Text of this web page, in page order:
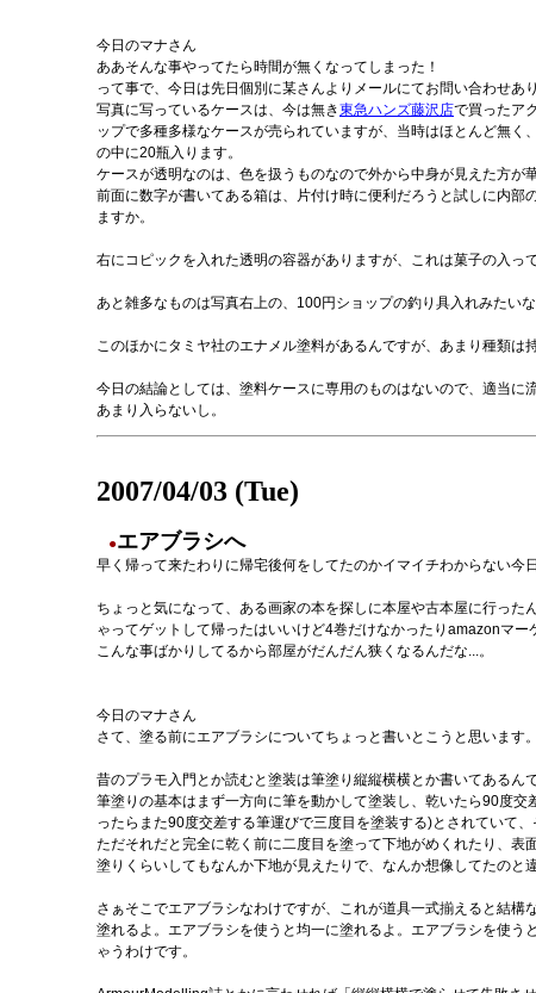
今日のマナさん
ああそんな事やってたら時間が無くなってしまった！
って事で、今日は先日個別に某さんよりメールにてお問い合わせ
写真に写っているケースは、今は無き東急ハンズ藤沢店で買ったア
ップで多種多様なケースが売られていますが、当時はほとんど無
の中に20瓶入ります。
ケースが透明なのは、色を扱うものなので外から中身が見えた方が
前面に数字が書いてある箱は、片付け時に便利だろうと試しに内
ますか。
右にコピックを入れた透明の容器がありますが、これは菓子の入っ
あと雑多なものは写真右上の、100円ショップの釣り具入れみたい
このほかにタミヤ社のエナメル塗料があるんですが、あまり種類は
今日の結論としては、塗料ケースに専用のものはないので、適当
あまり入らないし。
2007/04/03 (Tue)
●エアブラシへ
早く帰って来たわりに帰宅後何をしてたのかイマイチわからない今
ちょっと気になって、ある画家の本を探しに本屋や古本屋に行っ
ゃってゲットして帰ったはいいけど4巻だけなかったりamazonマ
こんな事ばかりしてるから部屋がだんだん狭くなるんだな...。
今日のマナさん
さて、塗る前にエアブラシについてちょっと書いとこうと思います。
昔のプラモ入門とか読むと塗装は筆塗り縦縦横横とか書いてあるん
筆塗りの基本はまず一方向に筆を動かして塗装し、乾いたら90度
ったらまた90度交差する筆運びで三度目を塗装する)とされていて
ただそれだと完全に乾く前に二度目を塗って下地がめくれたり、
塗りくらいしてもなんか下地が見えたりで、なんか想像してたのと
さぁそこでエアブラシなわけですが、これが道具一式揃えると結
塗れるよ。エアブラシを使うと均一に塗れるよ。エアブラシを使
ゃうわけです。